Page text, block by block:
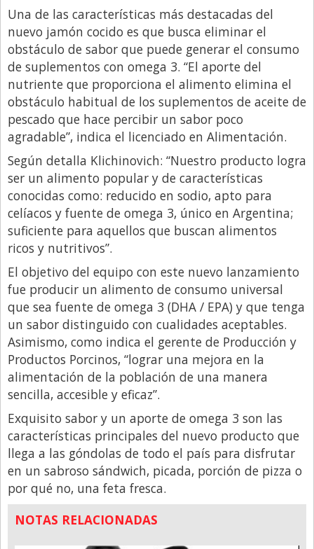
Show Business
Sociedad
Tecnología
Tendencias
Viajes
Una de las características más destacadas del
nuevo jamón cocido es que busca eliminar el
obstáculo de sabor que puede generar el consumo
de suplementos con omega 3. “El aporte del
nutriente que proporciona el alimento elimina el
obstáculo habitual de los suplementos de aceite de
pescado que hace percibir un sabor poco
agradable”, indica el licenciado en Alimentación.
Según detalla Klichinovich: “Nuestro producto logra
ser un alimento popular y de características
conocidas como: reducido en sodio, apto para
celíacos y fuente de omega 3, único en Argentina;
suficiente para aquellos que buscan alimentos
ricos y nutritivos”.
El objetivo del equipo con este nuevo lanzamiento
fue producir un alimento de consumo universal
que sea fuente de omega 3 (DHA / EPA) y que tenga
un sabor distinguido con cualidades aceptables.
Asimismo, como indica el gerente de Producción y
Productos Porcinos, “lograr una mejora en la
alimentación de la población de una manera
sencilla, accesible y eficaz”.
Exquisito sabor y un aporte de omega 3 son las
características principales del nuevo producto que
llega a las góndolas de todo el país para disfrutar
en un sabroso sándwich, picada, porción de pizza o
por qué no, una feta fresca.
NOTAS RELACIONADAS